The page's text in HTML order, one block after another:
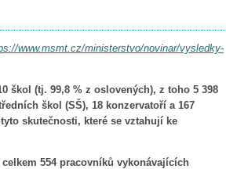
www.msmt.cz/ministerstvo/novinar/vysledky-
škol (tj. 99,8 % z oslovených), z toho 5 398
škol (SŠ), 18 konzervatoří a 167
skutečnosti, které se vztahují ke
554 pracovníků vykonávajících